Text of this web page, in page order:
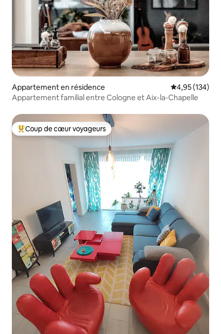
Appartement en résidence Évaluation
4,95 (134)
Appartement familial entre Cologne et Aix-la-Chapelle
Coups de cœur voyageurs les plus appréciés
Coup de cœur voyageurs